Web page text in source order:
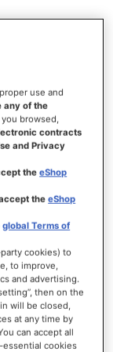
mais
suas encomendas e
use and
any of the
browsed,
contracts
and Privacy
theeShop
theeShop
global Terms of
cookies) to
to improve,
and advertising.
then on the
will be closed,
at any time by
can accept all
essential cookies